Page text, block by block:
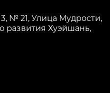
№ 21, Улица Мудрости,
развития Хуэйшань,